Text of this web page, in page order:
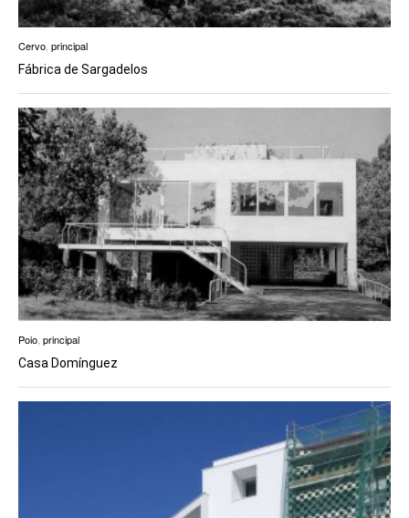
Cervo, principal
Fábrica de Sargadelos
Poio principal
Casa Domínguez